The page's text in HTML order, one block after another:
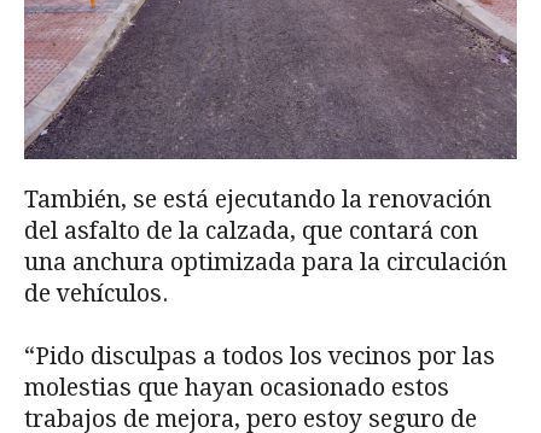
También, se está ejecutando la renovación
del asfalto de la calzada, que contará con
una anchura optimizada para la circulación
de vehículos.
“Pido disculpas a todos los vecinos por las
molestias que hayan ocasionado estos
trabajos de mejora, pero estoy seguro de